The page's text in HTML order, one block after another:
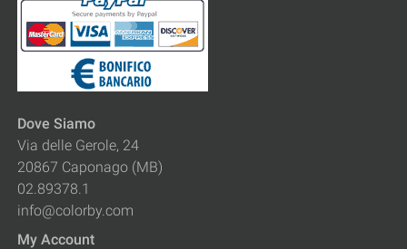
Dove Siamo
Via delle Gerole, 24
20867 Caponago (MB)
02.89378.1
info@colorby.com
My Account